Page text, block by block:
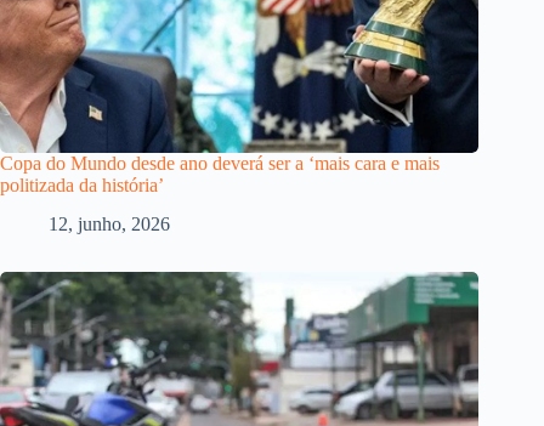
Copa do Mundo desde ano deverá ser a ‘mais cara e mais
politizada da história’
12, junho, 2026